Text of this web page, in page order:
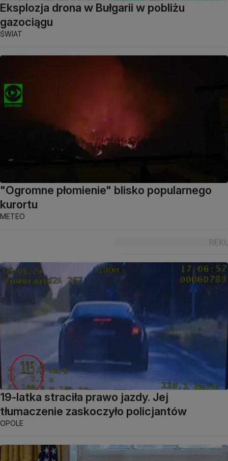
Eksplozja drona w Bułgarii w pobliżu
gazociągu
ŚWIAT
"Ogromne płomienie" blisko popularnego
kurortu
METEO
19-latka straciła prawo jazdy. Jej
tłumaczenie zaskoczyło policjantów
OPOLE